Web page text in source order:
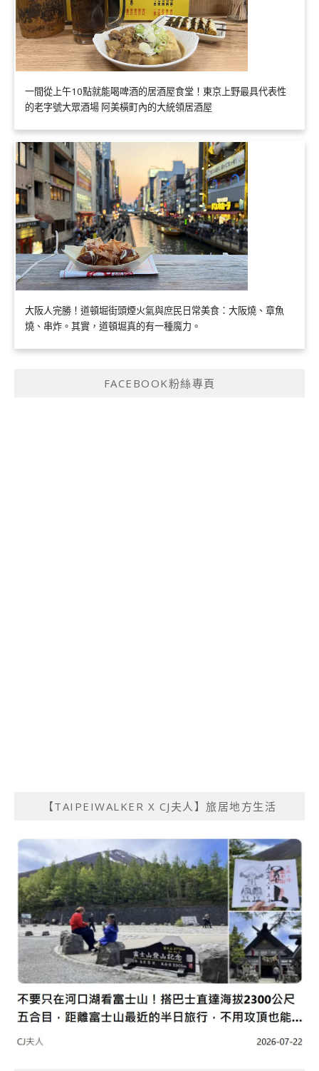
一間從上午10點就能喝啤酒的居酒屋食堂！東京上野最具代表性
的老字號大眾酒場 阿美橫町內的大統領居酒屋
大阪人完勝！道頓堀街頭煙火氣與庶民日常美食：大阪燒、章魚
燒、串炸。其實，道頓堀真的有一種魔力。
FACEBOOK粉絲專頁
【TAIPEIWALKER X CJ夫人】旅居地方生活